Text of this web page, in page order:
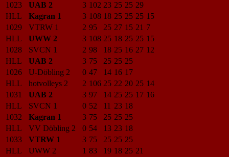
1023
UAB 2 3 102 23 25 25 29
HLL
Kagran 1 3 108 18 25 25 25 15
1029
VTRW 1 2 95 25 27 15 21 7
HLL
UWW 2 3 108 25 18 25 25 15
1028
SVCN 1 2 98 18 25 16 27 12
HLL
UAB 2 3 75 25 25 25
1026
U-Döbling 2 0 47 14 16 17
HLL
hotvolleys 2 2 106 25 22 20 25 14
1031
UAB 2 3 97 14 25 25 17 16
HLL
SVCN 1 0 52 11 23 18
1032
Kagran 1 3 75 25 25 25
HLL
VV Döbling 2 0 54 13 23 18
1033
VTRW 1 3 75 25 25 25
HLL
UWW 2 1 83 19 18 25 21